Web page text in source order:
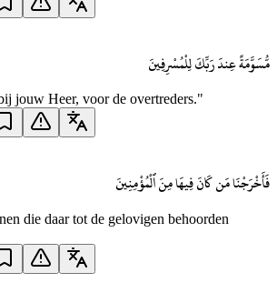
مُّسَوَّمَةً عِندَ رَبِّكَ لِلْمُسْرِفِينَ
jouw Heer, voor de overtreders."
فَأَخْرَجْنَا مَن كَانَ فِيهَا مِنَ ٱلْمُؤْمِنِينَ
die daar tot de gelovigen behoorden